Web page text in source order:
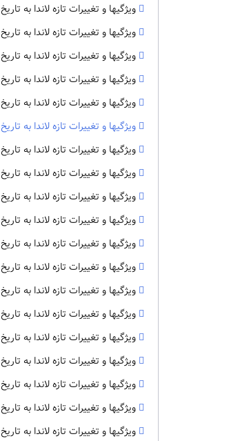
ویژگیها و تغییرات تازه لاندا به تاریخ 24-03-1402
ویژگیها و تغییرات تازه لاندا به تاریخ 22-02-1402
ویژگیها و تغییرات تازه لاندا به تاریخ 07-02-1402
ویژگیها و تغییرات تازه لاندا به تاریخ 30-09-1401
ویژگیها و تغییرات تازه لاندا به تاریخ 05-08-1401
ویژگیها و تغییرات تازه لاندا به تاریخ 20-04-1401
ویژگیها و تغییرات تازه لاندا به تاریخ 31-02-1401
ویژگیها و تغییرات تازه لاندا به تاریخ 20-11-1400
ویژگیها و تغییرات تازه لاندا به تاریخ 27-09-1400
ویژگیها و تغییرات تازه لاندا به تاریخ 05-09-1400
ویژگیها و تغییرات تازه لاندا به تاریخ 05-07-1400
ویژگیها و تغییرات تازه لاندا به تاریخ 20-05-1400
ویژگیها و تغییرات تازه لاندا به تاریخ 10-05-1400
ویژگیها و تغییرات تازه لاندا به تاریخ 30-03-1400
ویژگیها و تغییرات تازه لاندا به تاریخ 30-01-1400
ویژگیها و تغییرات تازه لاندا به تاریخ 06-01-1400
ویژگیها و تغییرات تازه لاندا به تاریخ 30-11-1399
ویژگیها و تغییرات تازه لاندا به تاریخ 24-10-1399
ویژگیها و تغییرات تازه لاندا به تاریخ 07-01-1399